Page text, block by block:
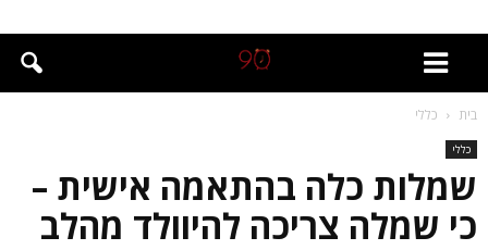
בית כללי
כללי
שמלות כלה בהתאמה אישית –
כי שמלה צריכה להיוולד מהלב